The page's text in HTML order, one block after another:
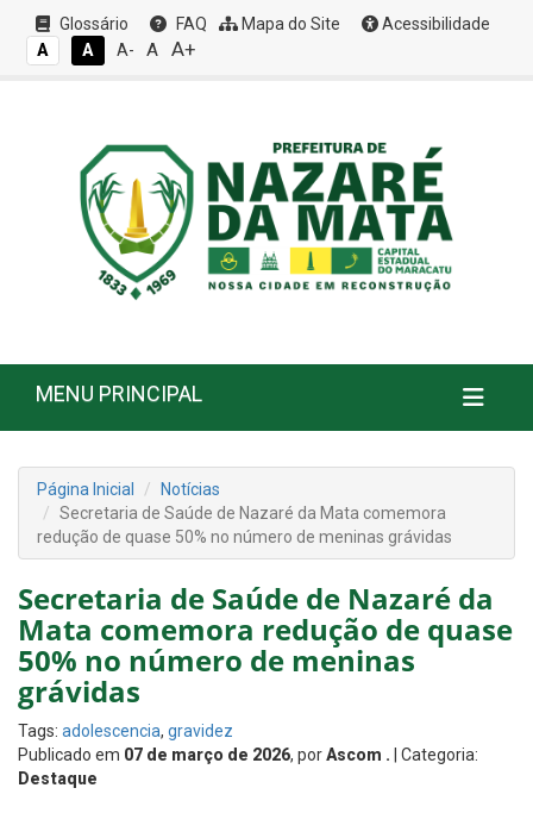
Glossário FAQ Mapa do Site
Acessibilidade
A
A A- A A+
MENU PRINCIPAL
Página Inicial
Notícias
Secretaria de Saúde de Nazaré da Mata comemora
redução de quase 50% no número de meninas grávidas
Secretaria de Saúde de Nazaré da
Mata comemora redução de quase
50% no número de meninas
grávidas
Tags: adolescencia, gravidez
Publicado em 07 de março de 2026, porAscom . | Categoria:
Destaque